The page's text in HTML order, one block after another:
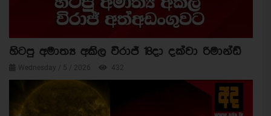
හිටපු අමාත්‍ය අකිල විරාජ් 18දා දක්වා රිමාන්ඩ්
Wednesday / 5 / 2026 432